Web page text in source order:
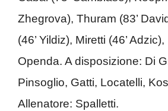
Zhegrova), Thuram (83’
(46’ Yildiz), Miretti (46’
Openda. A disposizione: Di
Pinsoglio, Gatti, Locatelli,
Allenatore: Spalletti.